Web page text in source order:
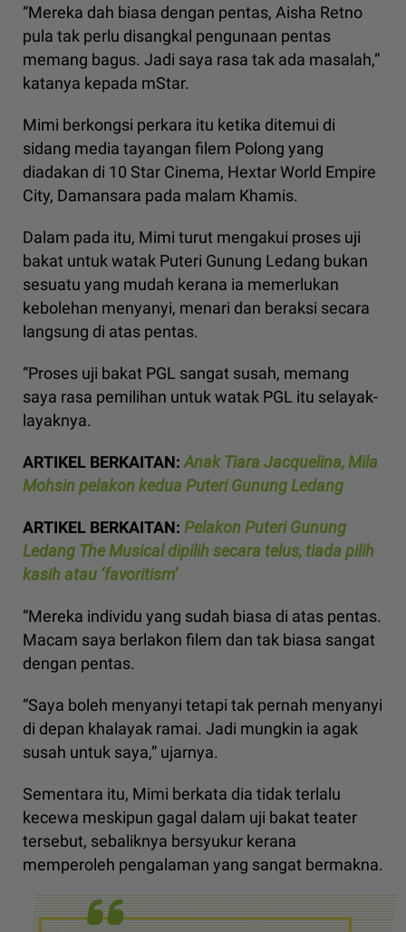
“Mereka dah biasa dengan pentas, Aisha Retno
pula tak perlu disangkal pengunaan pentas
memang bagus. Jadi saya rasa tak ada masalah,”
katanya kepada mStar.
Mimi berkongsi perkara itu ketika ditemui di
sidang media tayangan filem Polong yang
diadakan di 10 Star Cinema, Hextar World Empire
City, Damansara pada malam Khamis.
Dalam pada itu, Mimi turut mengakui proses uji
bakat untuk watak Puteri Gunung Ledang bukan
sesuatu yang mudah kerana ia memerlukan
kebolehan menyanyi, menari dan beraksi secara
langsung di atas pentas.
“Proses uji bakat PGL sangat susah, memang
saya rasa pemilihan untuk watak PGL itu selayak-
layaknya.
ARTIKEL BERKAITAN: Anak Tiara Jacquelina, Mila
Mohsin pelakon kedua Puteri Gunung Ledang
ARTIKEL BERKAITAN: Pelakon Puteri Gunung
Ledang The Musical dipilih secara telus, tiada pilih
kasih atau ‘favoritism’
“Mereka individu yang sudah biasa di atas pentas.
Macam saya berlakon filem dan tak biasa sangat
dengan pentas.
“Saya boleh menyanyi tetapi tak pernah menyanyi
di depan khalayak ramai. Jadi mungkin ia agak
susah untuk saya,” ujarnya.
Sementara itu, Mimi berkata dia tidak terlalu
kecewa meskipun gagal dalam uji bakat teater
tersebut, sebaliknya bersyukur kerana
memperoleh pengalaman yang sangat bermakna.